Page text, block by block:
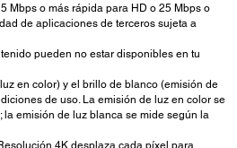
Mbps o más rápida para HD o 25 Mbps o
de aplicaciones de terceros sujeta a
pueden no estar disponibles en tu
en color) y el brillo de blanco (emisión de
de uso. La emisión de luz en color se
la emisión de luz blanca se mide según la
4K desplaza cada píxel para